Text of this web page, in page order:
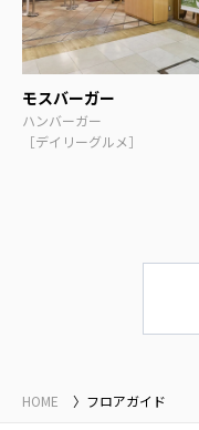
モスバーガー
ハンバーガー
［デイリーグルメ］
HOME フロアガイド